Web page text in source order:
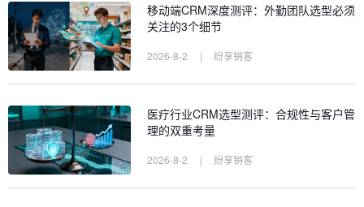
移动端CRM深度测评：外勤团队选型必须
关注的3个细节
2026-8-2 | 纷享销客
医疗行业CRM选型测评：合规性与客户管
理的双重考量
2026-8-2 | 纷享销客